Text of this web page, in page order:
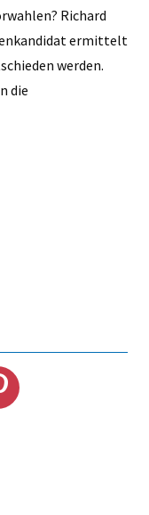
Richard
ermittelt
werden.
die